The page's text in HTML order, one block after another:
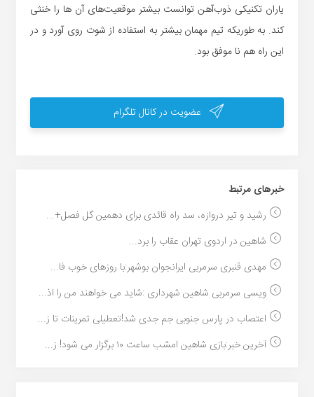
یاران تکنیکی ذوب‌آهن توانست بیشتر موقعیت‌های آن ها را خنثی
کند. به طوریکه تیم مهمان بیشتر به استفاده از شوت روی آورد و در
این راه هم نا موفق بود.
عضویت در کانال تلگرام
خبر‌های مرتبط
رشید و تیر دروازه، سد راه قائدی برای دهمین گل فصل+...
شاهین در اردوی تهران عقاب را برد...
مهدی قنبری سرمربی ایرانجوان بوشهر:با روزهای خوب فا...
ویسی سرمربی شاهین شهرداری :شاید می خواهند من را اذ...
اعتصاب در پارس جنوبی جم جدی شد!تعطیلی تمرینات تا ز...
آخرین خبر:بازی شاهین امشب ساعت ۱۰ برگزار می شود! ز...